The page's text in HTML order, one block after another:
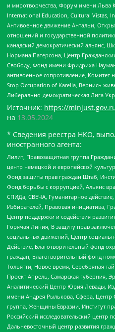
и миротворчества, Форум имени Льва
International Education, Cultural Vistas,
Антивоенное движение Антальи,
отношений и государственной
канадский демократический альянс,
Нормана Патерсона, Центр
Свободу, Фонд имени Фридриха
антивоенное сопротивление, Комитет
Stop Occupation of Karelia, Вернись
Либерально-демократическая Лига
Источник: https://
на 13.05.2024
* Сведения реестра НКО,
иностранного агента:
Лилит, Правозащитная группа
центр немецкой и европейской
Фонд защиты прав граждан Штаб,
Фонд борьбы с коррупцией, Альянс
СПИДа, СВЕЧА, Гуманитарное
Избирателей, Правовая инициатива,
Центр поддержки и содействия
Горячая Линия, В защиту прав
социальных движений, Центр
Действие, Благотворительный фонд
граждан, Благотворительный фонд
Тольятти, Новое время, Серебряная
Проект Апрель, Самарская губерния,
Аналитический Центр Юрия Левады,
имени Андрея Рылькова, Сфера,
группа, Женщины Евразии, Институт
Российский исследовательский центр
Дальневосточный центр развития